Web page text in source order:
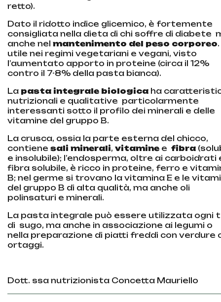
retto).
Dato il ridotto indice glicemico, è fortemente
consigliata nella dieta di chi soffre di diabete
anche nel mantenimento del peso corporeo.
utile nei regimi vegetariani e vegani, visto
l’aumentato apporto in proteine (circa il 12%
contro il 7-8% della pasta bianca).
La pasta integrale biologica ha
nutrizionali e qualitative particolarmente
interessanti sotto il profilo dei minerali e delle
vitamine del gruppo B.
La crusca, ossia la parte esterna del chicco,
contiene sali minerali, vitamine e fibra
e insolubile); l’endosperma, oltre ai carboidrati
fibra solubile, è ricco in proteine, ferro e
B; nel germe si trovano la vitamina E e le
del gruppo B di alta qualità, ma anche oli
polinsaturi e minerali.
La pasta integrale può essere utilizzata ogni
di sugo, ma anche in associazione ai legumi o
nella preparazione di piatti freddi con verdure
ortaggi.
Dott. ssa nutrizionista Concetta Mauriello